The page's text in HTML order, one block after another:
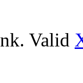
Valid